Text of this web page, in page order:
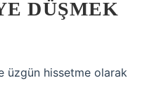
DÜŞMEK
üzgün hissetme olarak